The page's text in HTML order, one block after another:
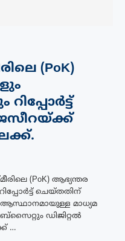
(PoK)
(PoK) ആഭ്യന്തര
ചെയ്തതിന്
ആസ്ഥാനമായുള്ള മാധ്യമ
ഡിജിറ്റൽ
…